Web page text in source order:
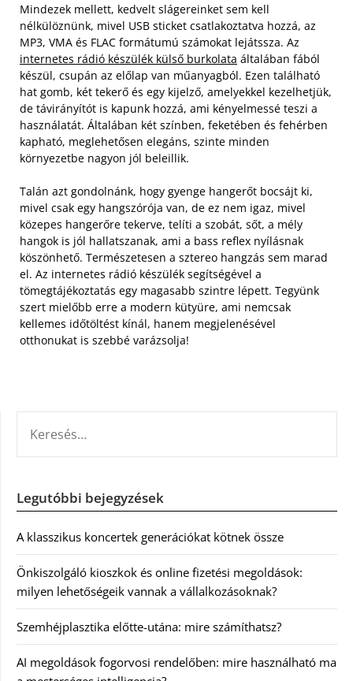
Mindezek mellett, kedvelt slágereinket sem kell
nélkülöznünk, mivel USB sticket csatlakoztatva hozzá, az
MP3, VMA és FLAC formátumú számokat lejátssza. Az
internetes rádió készülék külső burkolata általában fából
készül, csupán az előlap van műanyagból. Ezen található
hat gomb, két tekerő és egy kijelző, amelyekkel kezelhetjük,
de távirányítót is kapunk hozzá, ami kényelmessé teszi a
használatát. Általában két színben, feketében és fehérben
kapható, meglehetősen elegáns, szinte minden
környezetbe nagyon jól beleillik.
Talán azt gondolnánk, hogy gyenge hangerőt bocsájt ki,
mivel csak egy hangszórója van, de ez nem igaz, mivel
közepes hangerőre tekerve, telíti a szobát, sőt, a mély
hangok is jól hallatszanak, ami a bass reflex nyílásnak
köszönhető. Természetesen a sztereo hangzás sem marad
el. Az internetes rádió készülék segítségével a
tömegtájékoztatás egy magasabb szintre lépett. Tegyünk
szert mielőbb erre a modern kütyüre, ami nemcsak
kellemes időtöltést kínál, hanem megjelenésével
otthonukat is szebbé varázsolja!
Legutóbbi bejegyzések
A klasszikus koncertek generációkat kötnek össze
Önkiszolgáló kioszkok és online fizetési megoldások:
milyen lehetőségeik vannak a vállalkozásoknak?
Szemhéjplasztika előtte-utána: mire számíthatsz?
AI megoldások fogorvosi rendelőben: mire használható ma